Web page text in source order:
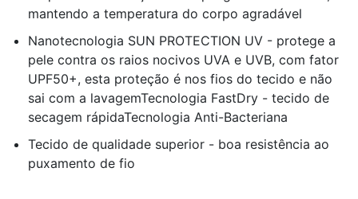
mantendo a temperatura do corpo agradável
Nanotecnologia SUN PROTECTION UV - protege a
pele contra os raios nocivos UVA e UVB, com fator
UPF50+, esta proteção é nos fios do tecido e não
sai com a lavagemTecnologia FastDry - tecido de
secagem rápidaTecnologia Anti-Bacteriana
Tecido de qualidade superior - boa resistência ao
puxamento de fio